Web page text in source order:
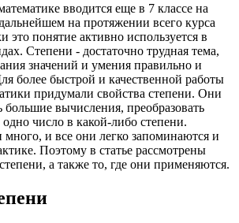
вводится еще в 7 классе на
на протяжении всего курса
это понятие активно используется в
Степени - достаточно трудная тема,
значений и умения правильно и
более быстрой и качественной работы
придумали свойства степени. Они
большие вычисления, преобразовать
число в какой-либо степени.
и все они легко запоминаются и
Поэтому в статье рассмотрены
а также то, где они применяются.